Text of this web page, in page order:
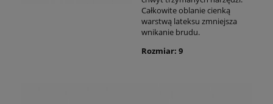
Całkowite oblanie cienką
warstwą lateksu zmniejsza
wnikanie brudu.
Rozmiar: 9